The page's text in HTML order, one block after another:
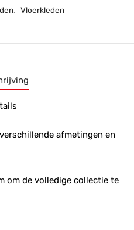
, Vloerkleden
afmetingen en
om de volledige collectie te